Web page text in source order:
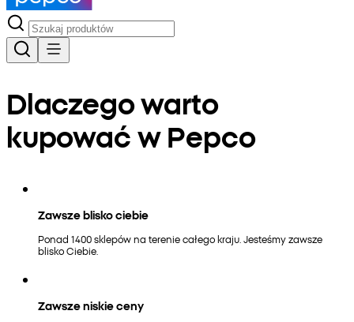
Dlaczego warto
kupować w Pepco
Zawsze blisko ciebie
Ponad 1400 sklepów na terenie całego kraju. Jesteśmy zawsze
blisko Ciebie.
Zawsze niskie ceny